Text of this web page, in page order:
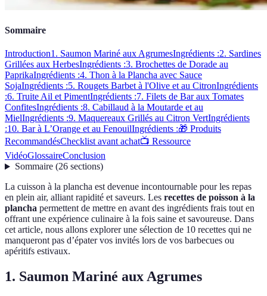
Sommaire
Introduction1. Saumon Mariné aux AgrumesIngrédients :2. Sardines
Grillées aux HerbesIngrédients :3. Brochettes de Dorade au
PaprikaIngrédients :4. Thon à la Plancha avec Sauce
SojaIngrédients :5. Rougets Barbet à l'Olive et au CitronIngrédients
:6. Truite Ail et PimentIngrédients :7. Filets de Bar aux Tomates
ConfitesIngrédients :8. Cabillaud à la Moutarde et au
MielIngrédients :9. Maquereaux Grillés au Citron VertIngrédients
:10. Bar à L’Orange et au FenouilIngrédients :🎁 Produits
RecommandésChecklist avant achat📺 Ressource
VidéoGlossaireConclusion
Sommaire(26 sections)
La cuisson à la plancha est devenue incontournable pour les repas
en plein air, alliant rapidité et saveurs. Les recettes de poisson à la
plancha permettent de mettre en avant des ingrédients frais tout en
offrant une expérience culinaire à la fois saine et savoureuse. Dans
cet article, nous allons explorer une sélection de 10 recettes qui ne
manqueront pas d’épater vos invités lors de vos barbecues ou
apéritifs estivaux.
1. Saumon Mariné aux Agrumes